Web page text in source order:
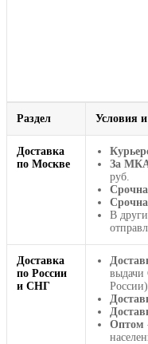
Раздел Условия
Доставка
по Москве
За
руб.
В
Доставка
по России
и СНГ
выдачи
России).
Оптом